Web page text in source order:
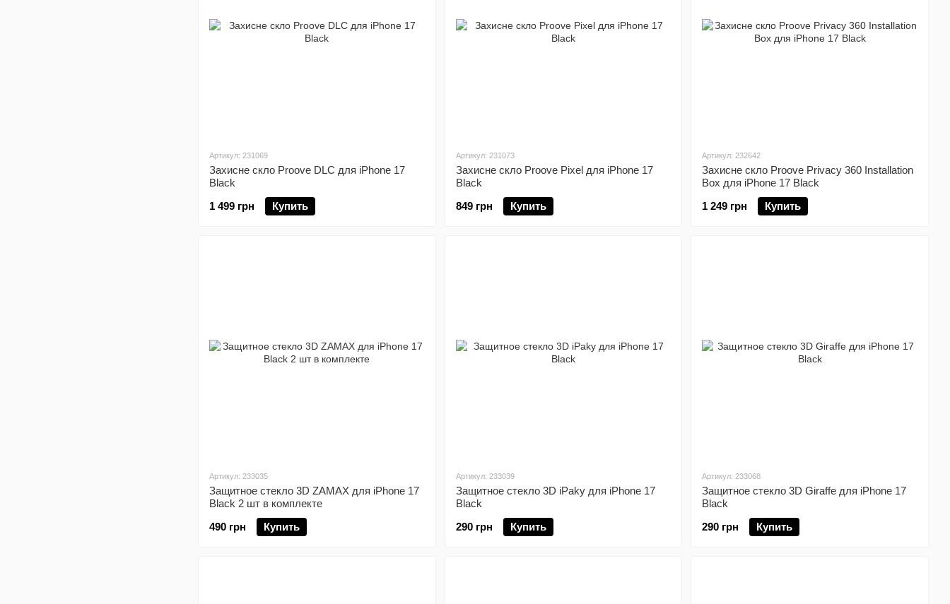
Артикул: 231069
Захисне скло Proove DLC для iPhone 17
Black
1 499 грн
Купить
Артикул: 231073
Захисне скло Proove Pixel для iPhone 17
Black
849 грн
Купить
Артикул: 232642
Захисне скло Proove Privacy 360 Installation
Box для iPhone 17 Black
1 249 грн
Купить
Артикул: 233035
Защитное стекло 3D ZAMAX для iPhone 17
Black 2 шт в комплекте
490 грн
Купить
Артикул: 233039
Защитное стекло 3D iPaky для iPhone 17
Black
290 грн
Купить
Артикул: 233068
Защитное стекло 3D Giraffe для iPhone 17
Black
290 грн
Купить